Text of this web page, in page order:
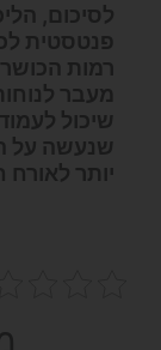
לסיכום,
פנטסטית
רמות
מעבר
שיכול
שנעשה על
יותר לאורח